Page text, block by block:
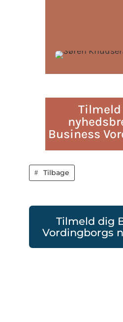
Business
Tilbage
Tilmeld dig
Vordingborgs